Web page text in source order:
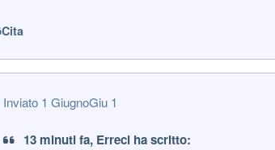
Cita
Inviato 1 GiugnoGiu 1
13 minuti fa, Erreci ha scritto: